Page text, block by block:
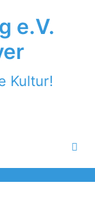
e.V.
Kultur!